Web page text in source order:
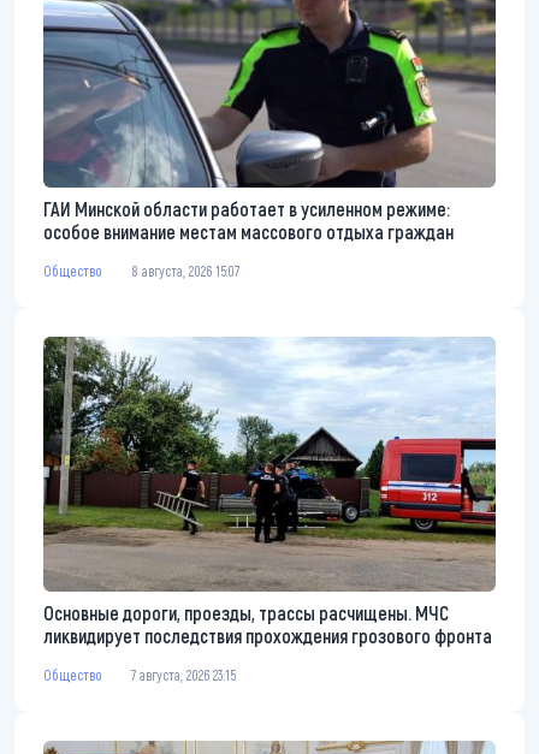
ГАИ Минской области работает в усиленном режиме:
особое внимание местам массового отдыха граждан
Общество 8 августа, 2026 15:07
Основные дороги, проезды, трассы расчищены. МЧС
ликвидирует последствия прохождения грозового фронта
Общество 7 августа, 2026 23:15